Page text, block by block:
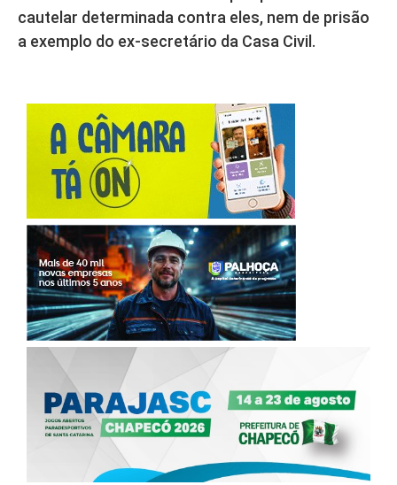
cautelar determinada contra eles, nem de prisão
a exemplo do ex-secretário da Casa Civil.